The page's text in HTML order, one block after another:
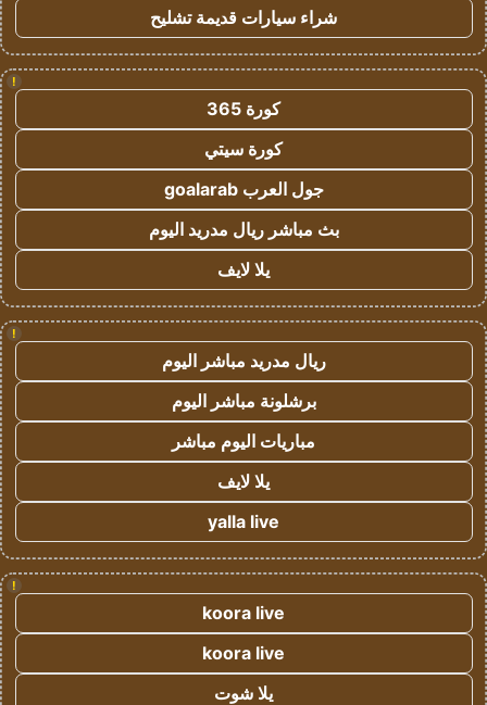
شراء سيارات قديمة تشليح
!
كورة 365
كورة سيتي
جول العرب goalarab
بث مباشر ريال مدريد اليوم
يلا لايف
!
ريال مدريد مباشر اليوم
برشلونة مباشر اليوم
مباريات اليوم مباشر
يلا لايف
yalla live
!
koora live
koora live
يلا شوت